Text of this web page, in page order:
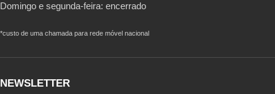
Domingo e segunda-feira: encerrado
*custo de uma chamada para rede móvel nacional
NEWSLETTER